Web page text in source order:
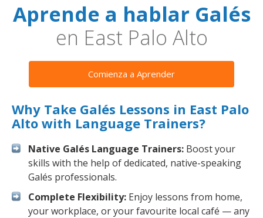
Aprende a hablar Galés
en East Palo Alto
Comienza a Aprender
Why Take Galés Lessons in East Palo
Alto with Language Trainers?
Native Galés Language Trainers: Boost your
skills with the help of dedicated, native-speaking
Galés professionals.
Complete Flexibility: Enjoy lessons from home,
your workplace, or your favourite local café — any